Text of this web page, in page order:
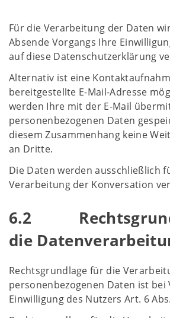
Für die Verarbeitung der Daten
Absende Vorgangs Ihre
auf diese Datenschutzerklärung
Alternativ ist eine
bereitgestellte E-Mail-Adresse
werden Ihre mit der E-Mail
personenbezogenen Daten
diesem Zusammenhang keine
an Dritte.
Die Daten werden ausschließlich
Verarbeitung der Konversation
6.2
die
Rechtsgrundlage für die
personenbezogenen Daten ist bei
Einwilligung des Nutzers Art. 6